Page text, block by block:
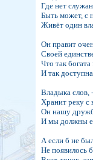
Где нет
Быть может, с
Живёт один
Он правит
Своей
Что так богата
И так
Владыка слов,
Хранит реку с
Он нашу
И мы должны
А если б не
Не появилось